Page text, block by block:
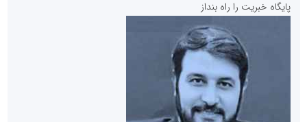
پایگاه خبریت را راه بنداز